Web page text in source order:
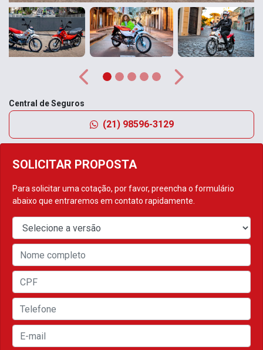
SOLICITAR PROPOSTA
Para solicitar uma cotação, por favor, preencha o formulário
abaixo que entraremos em contato rapidamente.
Anterior Próximo
Central de Seguros
(21) 98596-3129